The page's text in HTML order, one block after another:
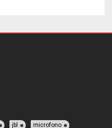
jbl microfono